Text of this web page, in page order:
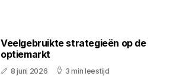
Veelgebruikte strategieën op de
optiemarkt
8 juni 2026 3 min leestijd